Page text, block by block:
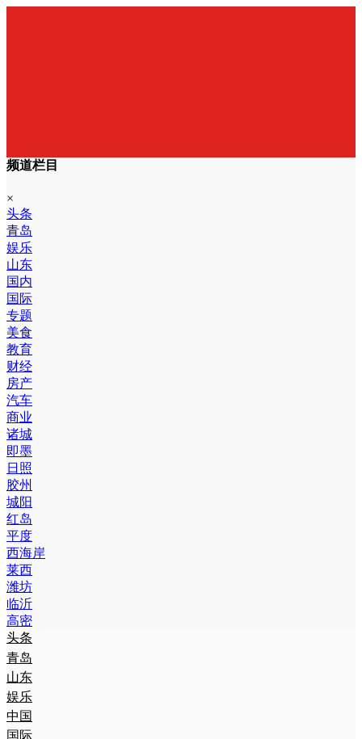
频道栏目
×
头条
青岛
娱乐
山东
国内
国际
专题
美食
教育
财经
房产
汽车
商业
诸城
即墨
日照
胶州
城阳
红岛
平度
西海岸
莱西
潍坊
临沂
高密
头条
青岛
山东
娱乐
中国
国际